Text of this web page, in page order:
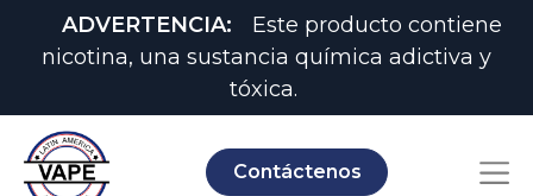
ADVERTENCIA:
Este producto contiene
nicotina, una sustancia química adictiva y
tóxica.
Contáctenos